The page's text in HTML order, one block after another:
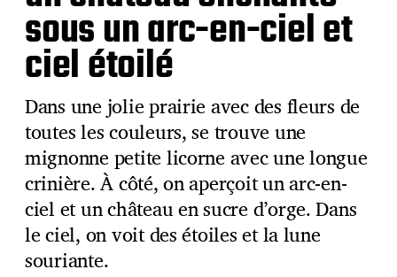
sous un arc-en-ciel et
ciel étoilé
Dans une jolie prairie avec des fleurs de
toutes les couleurs, se trouve une
mignonne petite licorne avec une longue
crinière. À côté, on aperçoit un arc-en-
ciel et un château en sucre d’orge. Dans
le ciel, on voit des étoiles et la lune
souriante.